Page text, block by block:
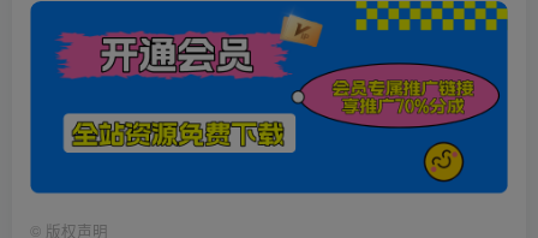
© 版权声明